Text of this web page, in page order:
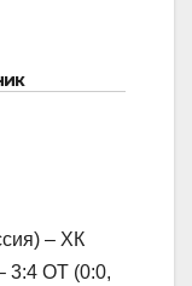
– ХК
3:4 ОТ (0:0,